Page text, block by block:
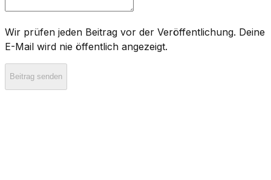
Wir prüfen jeden Beitrag vor der Veröffentlichung. Deine
E-Mail wird nie öffentlich angezeigt.
Beitrag senden